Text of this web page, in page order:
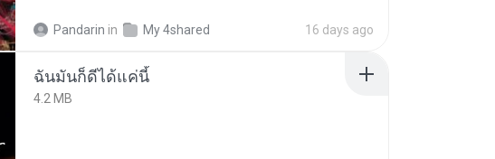
Pandarin in My 4shared 16 days ago
ฉันมันก็ดีได้แค่นี้
4.2 MB